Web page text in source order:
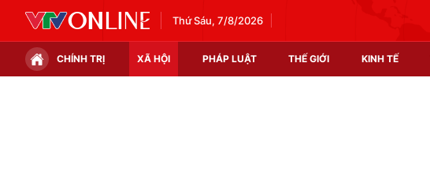
Thứ Sáu, 7/8/2026
CHÍNH TRỊ XÃ HỘI PHÁP LUẬT THẾ GIỚI KINH TẾ